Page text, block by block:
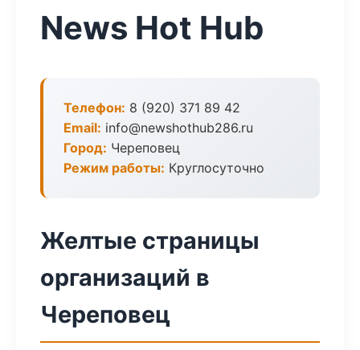
News Hot Hub
Телефон: 8 (920) 371 89 42
Email: info@newshothub286.ru
Город: Череповец
Режим работы: Круглосуточно
Желтые страницы
организаций в
Череповец